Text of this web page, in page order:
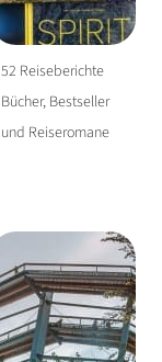
52 Reiseberichte
Bücher, Bestseller
und Reiseromane